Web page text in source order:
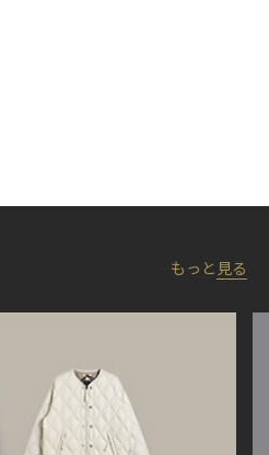
Outdoor」「Athletic」
トフォンなどの環境により、製品
る場合がございます。
サイズ等の仕様が変更になる場
もっと 見る